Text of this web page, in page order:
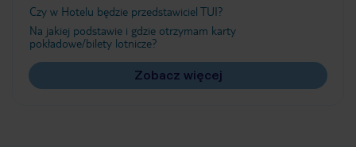
Czy w Hotelu będzie przedstawiciel TUI?
Na jakiej podstawie i gdzie otrzymam karty
pokładowe/bilety lotnicze?
Zobacz więcej